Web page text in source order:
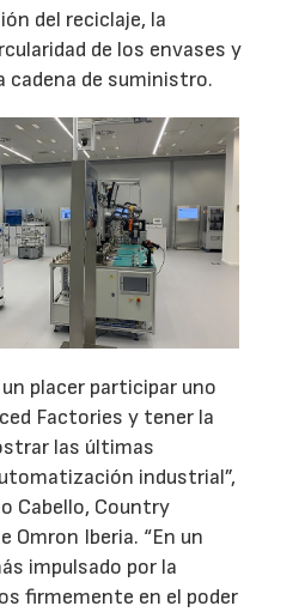
del reciclaje, la
de los envases y
cadena de suministro.
placer participar uno
Factories y tener la
las últimas
industrial”,
Cabello, Country
Omron Iberia. “En un
impulsado por la
firmemente en el poder